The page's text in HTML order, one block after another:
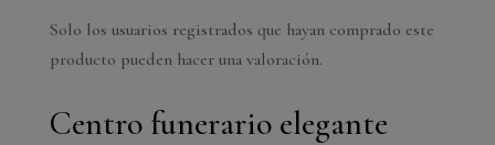
Solo los usuarios registrados que hayan comprado este
producto pueden hacer una valoración.
Centro funerario elegante